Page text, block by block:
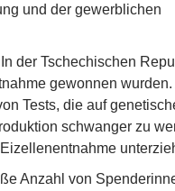
und der gewerblichen
der Tschechischen
gewonnen
Tests, die auf
schwanger zu
Anzahl von